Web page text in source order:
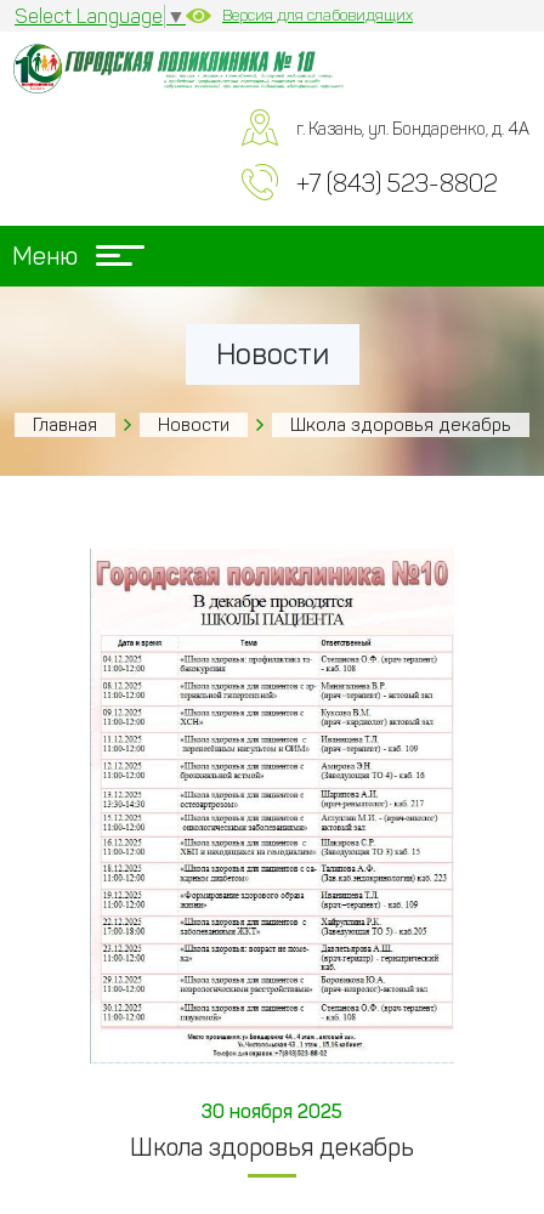
Select Language ▼ Версия для слабовидящих
г. Казань, ул. Бондаренко, д. 4А
+7 (843) 523-8802
Меню
Новости
Главная Новости Школа здоровья декабрь
30 ноября 2025
Школа здоровья декабрь